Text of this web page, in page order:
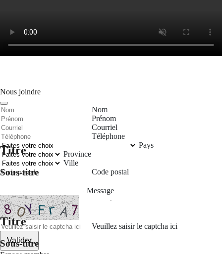
Titre
Sous-titre
Titre
Sous-titre
Nous joindre
Nom
Prénom
Courriel
Téléphone
Pays
Province
Ville
Code postal
Message
Veuillez saisir le captcha ici
Valider